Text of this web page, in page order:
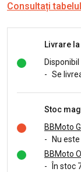
Consultați
Livrare
Disponibil
- Se
Stoc
BBMoto
-
Nu
BBMoto
-
În stoc